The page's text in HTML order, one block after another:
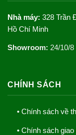
Nhà máy: 328 Trần
Hồ Chí Minh
Showroom: 24/10/
CHÍNH SÁCH
• Chính sách về
• Chính sách